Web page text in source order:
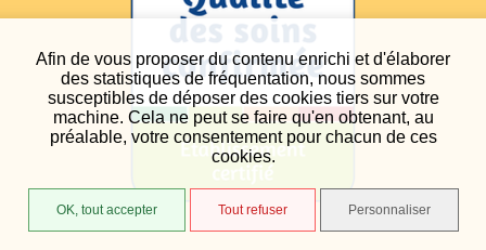
Afin de vous proposer du contenu enrichi et d'élaborer
des statistiques de fréquentation, nous sommes
susceptibles de déposer des cookies tiers sur votre
machine. Cela ne peut se faire qu'en obtenant, au
préalable, votre consentement pour chacun de ces
cookies.
OK, tout accepter Tout refuser Personnaliser